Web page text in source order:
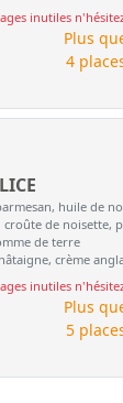
inutiles
Plus
4
huile de
de noisette,
de terre
crème
inutiles
Plus
5